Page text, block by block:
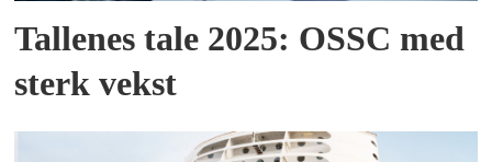
Tallenes tale 2025: OSSC med
sterk vekst